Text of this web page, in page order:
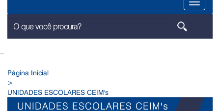
Menu
--
Página Inicial
>
UNIDADES ESCOLARES CEIM's
UNIDADES ESCOLARES CEIM's